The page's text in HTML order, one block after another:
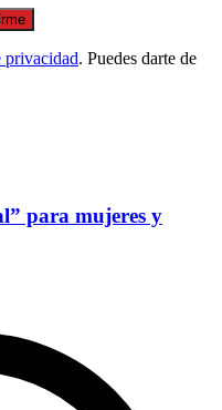
privacidad. Puedes darte de
para mujeres y